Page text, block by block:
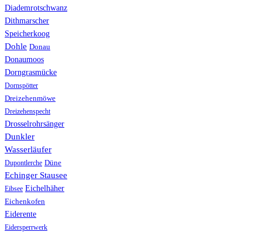
Diademrotschwanz
Dithmarscher
Speicherkoog
Dohle Donau
Donaumoos
Dorngrasmücke
Dornspötter
Dreizehenmöwe
Dreizehenspecht
Drosselrohrsänger
Dunkler
Wasserläufer
Dupontlerche Düne
Echinger Stausee
Eibsee Eichelhäher
Eichenkofen
Eiderente
Eidersperrwerk